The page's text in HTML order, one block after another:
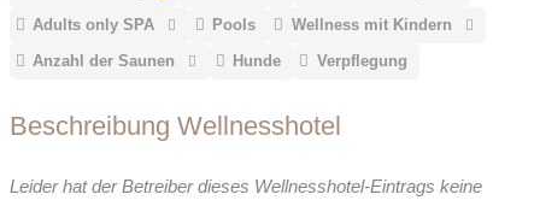
Adults only SPA
Pools
Wellness mit Kindern
Anzahl der Saunen
Hunde Verpflegung
Beschreibung Wellnesshotel
Leider hat der Betreiber dieses Wellnesshotel-Eintrags keine